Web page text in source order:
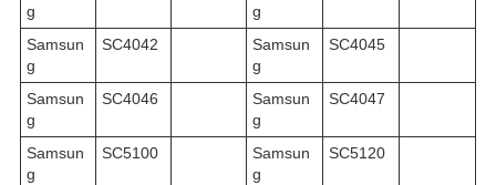
g
g
Samsun
g
SC4042
Samsun
g
SC4045
Samsun
g
SC4046
Samsun
g
SC4047
Samsun
g
SC5100
Samsun
g
SC5120